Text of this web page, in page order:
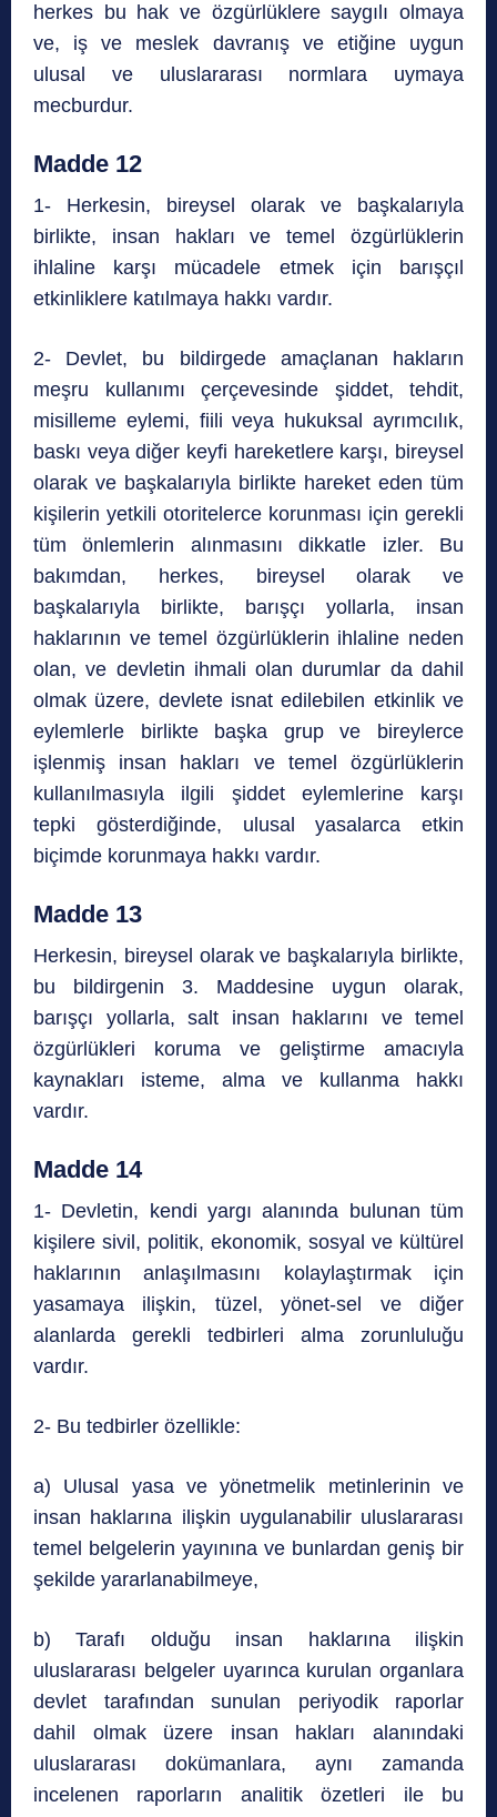
herkes bu hak ve özgürlüklere saygılı olmaya
ve, iş ve meslek davranış ve etiğine uygun
ulusal ve uluslararası normlara uymaya
mecburdur.
Madde 12
1- Herkesin, bireysel olarak ve başkalarıyla
birlikte, insan hakları ve temel özgürlüklerin
ihlaline karşı mücadele etmek için barışçıl
etkinliklere katılmaya hakkı vardır.
2- Devlet, bu bildirgede amaçlanan hakların
meşru kullanımı çerçevesinde şiddet, tehdit,
misilleme eylemi, fiili veya hukuksal ayrımcılık,
baskı veya diğer keyfi hareketlere karşı, bireysel
olarak ve başkalarıyla birlikte hareket eden tüm
kişilerin yetkili otoritelerce korunması için gerekli
tüm önlemlerin alınmasını dikkatle izler. Bu
bakımdan, herkes, bireysel olarak ve
başkalarıyla birlikte, barışçı yollarla, insan
haklarının ve temel özgürlüklerin ihlaline neden
olan, ve devletin ihmali olan durumlar da dahil
olmak üzere, devlete isnat edilebilen etkinlik ve
eylemlerle birlikte başka grup ve bireylerce
işlenmiş insan hakları ve temel özgürlüklerin
kullanılmasıyla ilgili şiddet eylemlerine karşı
tepki gösterdiğinde, ulusal yasalarca etkin
biçimde korunmaya hakkı vardır.
Madde 13
Herkesin, bireysel olarak ve başkalarıyla birlikte,
bu bildirgenin 3. Maddesine uygun olarak,
barışçı yollarla, salt insan haklarını ve temel
özgürlükleri koruma ve geliştirme amacıyla
kaynakları isteme, alma ve kullanma hakkı
vardır.
Madde 14
1- Devletin, kendi yargı alanında bulunan tüm
kişilere sivil, politik, ekonomik, sosyal ve kültürel
haklarının anlaşılmasını kolaylaştırmak için
yasamaya ilişkin, tüzel, yönet-sel ve diğer
alanlarda gerekli tedbirleri alma zorunluluğu
vardır.
2- Bu tedbirler özellikle:
a) Ulusal yasa ve yönetmelik metinlerinin ve
insan haklarına ilişkin uygulanabilir uluslararası
temel belgelerin yayınına ve bunlardan geniş bir
şekilde yararlanabilmeye,
b) Tarafı olduğu insan haklarına ilişkin
uluslararası belgeler uyarınca kurulan organlara
devlet tarafından sunulan periyodik raporlar
dahil olmak üzere insan hakları alanındaki
uluslararası dokümanlara, aynı zamanda
incelenen raporların analitik özetleri ile bu